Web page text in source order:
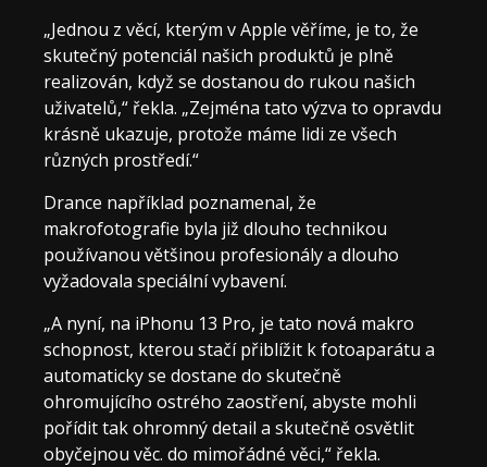
„Jednou z věcí, kterým v Apple věříme, je to, že
skutečný potenciál našich produktů je plně
realizován, když se dostanou do rukou našich
uživatelů,“ řekla. „Zejména tato výzva to opravdu
krásně ukazuje, protože máme lidi ze všech
různých prostředí.“
Drance například poznamenal, že
makrofotografie byla již dlouho technikou
používanou většinou profesionály a dlouho
vyžadovala speciální vybavení.
„A nyní, na iPhonu 13 Pro, je tato nová makro
schopnost, kterou stačí přiblížit k fotoaparátu a
automaticky se dostane do skutečně
ohromujícího ostrého zaostření, abyste mohli
pořídit tak ohromný detail a skutečně osvětlit
obyčejnou věc. do mimořádné věci,“ řekla.